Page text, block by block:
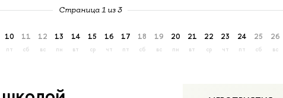
Страница 1 из 3
10
пт
11
сб
12
вс
13
пн
14
вт
15
ср
16
чт
17
пт
18
сб
19
вс
20
пн
21
вт
22
ср
23
чт
24
пт
25
сб
26
вс